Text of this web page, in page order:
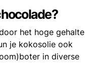
het hoge gehalte
je kokosolie ook
in diverse